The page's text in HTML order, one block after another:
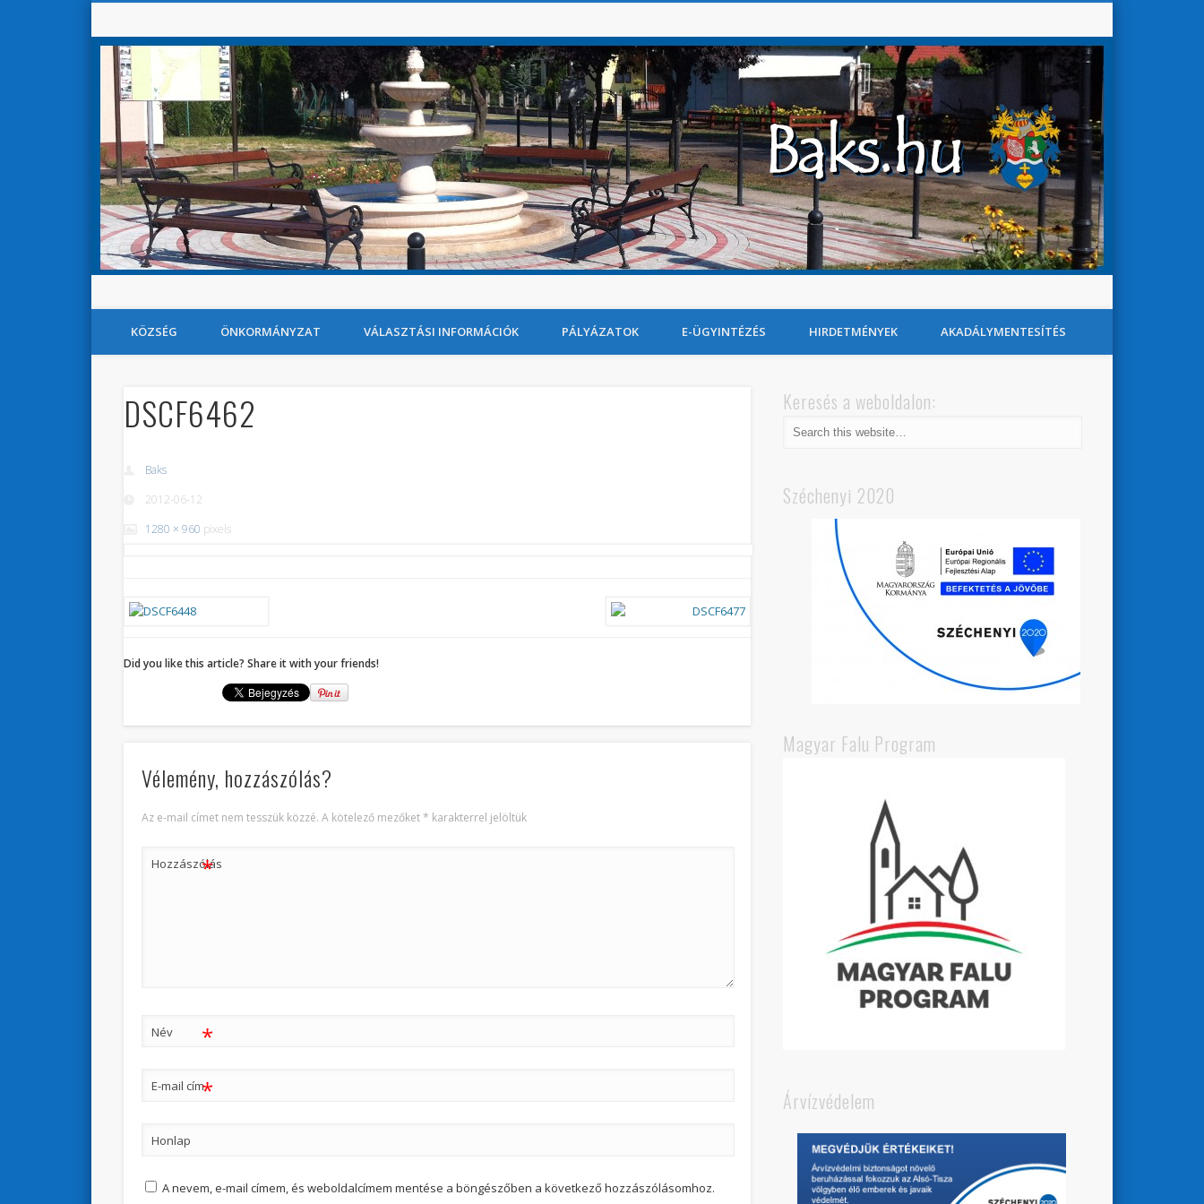
KÖZSÉG ÖNKORMÁNYZAT VÁLASZTÁSI INFORMÁCIÓK PÁLYÁZATOK E-ÜGYINTÉZÉS HIRDETMÉNYEK AKADÁLYMENTESÍTÉS
DSCF6462
Baks
2012-06-12
1280 × 960 pixels
Did you like this article? Share it with your friends!
Vélemény, hozzászólás?
Az e-mail címet nem tesszük közzé. A kötelező mezőket* karakterrel jelöltük
Hozzászólás
*
Név *
E-mail cím*
Honlap
A nevem, e-mail címem, és weboldalcímem mentése a böngészőben a következő hozzászólásomhoz.
Keresés a weboldalon:
Széchenyi 2020
Magyar Falu Program
Árvízvédelem